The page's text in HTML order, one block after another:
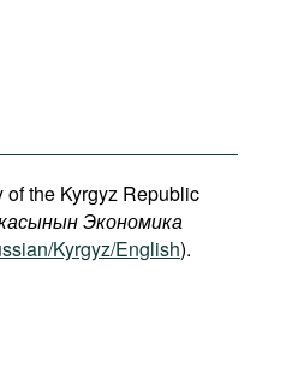
of the Kyrgyz Republic
Экономика
Kyrgyz/English).